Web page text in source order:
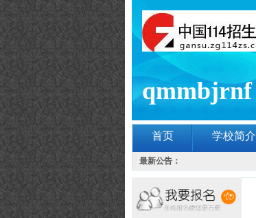
qmmbjrnf
首页 学校简介
最新公告：